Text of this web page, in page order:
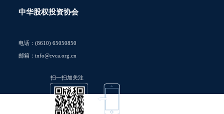
中华股权投资协会
电话：(8610) 65050850
邮箱：info@cvca.org.cn
扫一扫加关注